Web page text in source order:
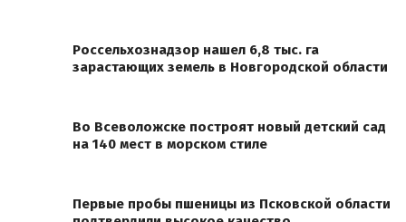
Россельхознадзор нашел 6,8 тыс. га
зарастающих земель в Новгородской области
Во Всеволожске построят новый детский сад
на 140 мест в морском стиле
Первые пробы пшеницы из Псковской области